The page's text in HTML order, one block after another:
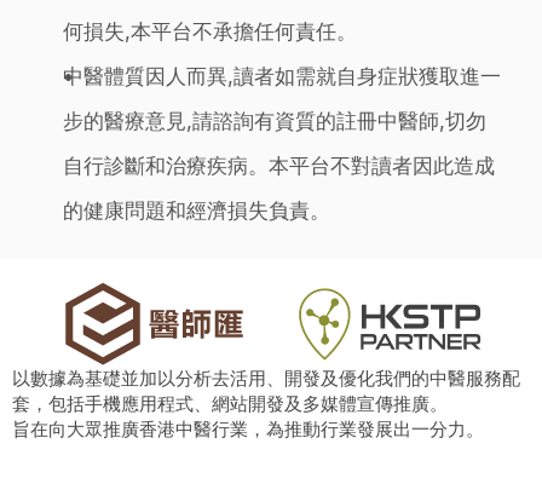
何損失,本平台不承擔任何責任。
中醫體質因人而異,讀者如需就自身症狀獲取進一
步的醫療意見,請諮詢有資質的註冊中醫師,切勿
自行診斷和治療疾病。本平台不對讀者因此造成
的健康問題和經濟損失負責。
以數據為基礎並加以分析去活用、開發及優化我們的中醫服務配
套，包括手機應用程式、網站開發及多媒體宣傳推廣。
旨在向大眾推廣香港中醫行業，為推動行業發展出一分力。